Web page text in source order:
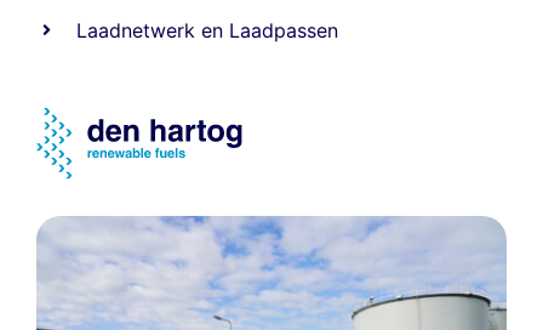
Laadnetwerk en Laadpassen